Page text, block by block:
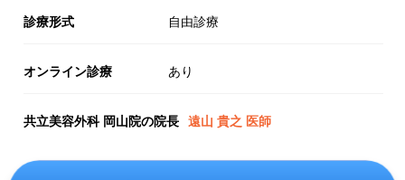
診療形式 自由診療
オンライン診療 あり
共立美容外科 岡山院の院長 遠山 貴之 医師